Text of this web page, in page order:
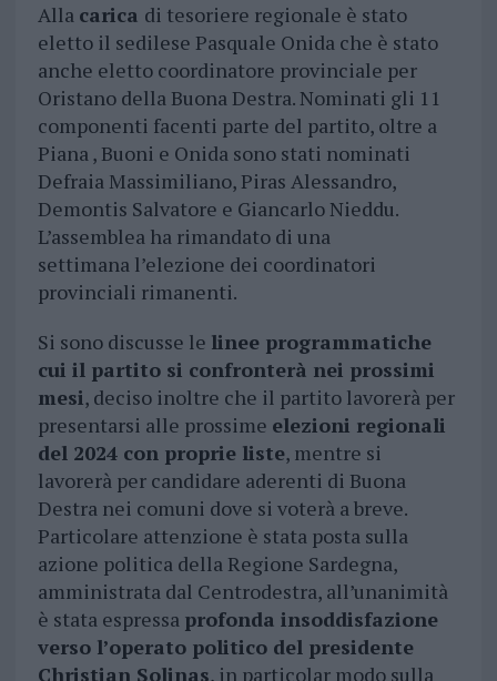
Alla carica di tesoriere regionale è stato
eletto il sedilese Pasquale Onida che è stato
anche eletto coordinatore provinciale per
Oristano della Buona Destra. Nominati gli 11
componenti facenti parte del partito, oltre a
Piana , Buoni e Onida sono stati nominati
Defraia Massimiliano, Piras Alessandro,
Demontis Salvatore e Giancarlo Nieddu.
L’assemblea ha rimandato di una
settimana l’elezione dei coordinatori
provinciali rimanenti.
Si sono discusse le linee programmatiche
cui il partito si confronterà nei prossimi
mesi, deciso inoltre che il partito lavorerà per
presentarsi alle prossime elezioni regionali
del 2024 con proprie liste, mentre si
lavorerà per candidare aderenti di Buona
Destra nei comuni dove si voterà a breve.
Particolare attenzione è stata posta sulla
azione politica della Regione Sardegna,
amministrata dal Centrodestra, all’unanimità
è stata espressa profonda insoddisfazione
verso l’operato politico del presidente
Christian Solinas, in particolar modo sulla